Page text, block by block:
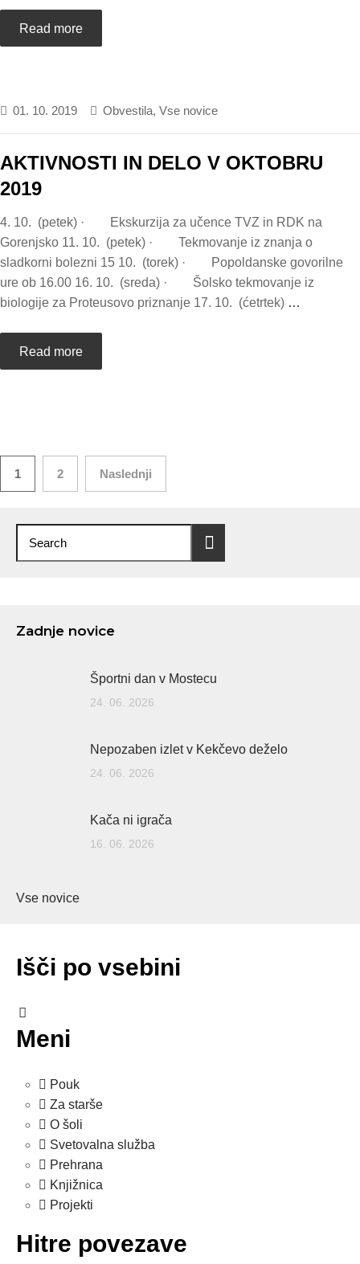
Read more
01. 10. 2019 Obvestila, Vse novice
AKTIVNOSTI IN DELO V OKTOBRU
2019
4. 10. (petek) · Ekskurzija za učence TVZ in RDK na
Gorenjsko 11. 10. (petek) · Tekmovanje iz znanja o
sladkorni bolezni 15 10. (torek) · Popoldanske govorilne
ure ob 16.00 16. 10. (sreda) · Šolsko tekmovanje iz
biologije za Proteusovo priznanje 17. 10. (ćetrtek) …
Read more
Številčenje
1 2 Naslednji
Zadnje novice
Športni dan v Mostecu
24. 06. 2026
Nepozaben izlet v Kekčevo deželo
24. 06. 2026
Kača ni igrača
16. 06. 2026
Vse novice
Išči po vsebini
Meni
Pouk
Za starše
O šoli
Svetovalna služba
Prehrana
Knjižnica
Projekti
Hitre povezave